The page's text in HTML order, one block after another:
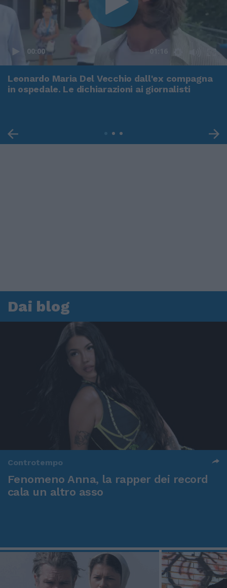
00:00 01:16
Leonardo Maria Del Vecchio dall'ex compagna
in ospedale. Le dichiarazioni ai giornalisti
Dai blog
Controtempo
Fenomeno Anna, la rapper dei record
cala un altro asso